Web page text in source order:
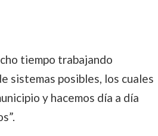
tiempo trabajando
sistemas posibles, los cuales
y hacemos día a día